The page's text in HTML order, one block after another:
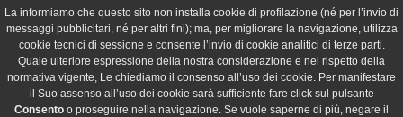
La informiamo che questo sito non installa cookie di profilazione (né per l’invio di
messaggi pubblicitari, né per altri fini); ma, per migliorare la navigazione, utilizza
cookie tecnici di sessione e consente l’invio di cookie analitici di terze parti.
Quale ulteriore espressione della nostra considerazione e nel rispetto della
normativa vigente, Le chiediamo il consenso all’uso dei cookie. Per manifestare
il Suo assenso all’uso dei cookie sarà sufficiente fare click sul pulsante
Consento o proseguire nella navigazione. Se vuole saperne di più, negare il